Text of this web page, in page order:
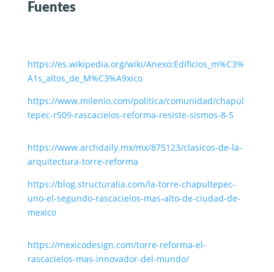
Fuentes
https://es.wikipedia.org/wiki/Anexo:Edificios_m%C3%
A1s_altos_de_M%C3%A9xico
https://www.milenio.com/politica/comunidad/chapul
tepec-r509-rascacielos-reforma-resiste-sismos-8-5
https://www.archdaily.mx/mx/875123/clasicos-de-la-
arquitectura-torre-reforma
https://blog.structuralia.com/la-torre-chapultepec-
uno-el-segundo-rascacielos-mas-alto-de-ciudad-de-
mexico
https://mexicodesign.com/torre-reforma-el-
rascacielos-mas-innovador-del-mundo/